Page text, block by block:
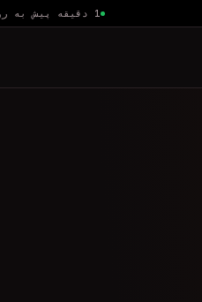
1 دقیقه پیش به روزرسانی شد